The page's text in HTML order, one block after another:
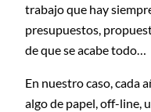
trabajo que hay
presupuestos,
de que se acabe todo…
En nuestro caso, cada
algo de papel, off-line,